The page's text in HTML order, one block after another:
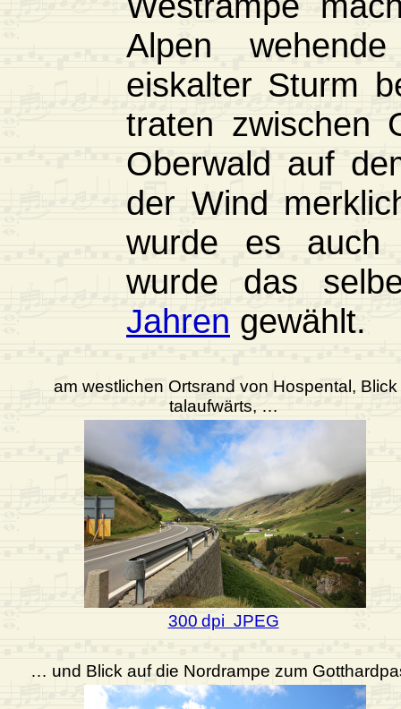
Alpen
eiskalter Sturm
traten zwischen
Oberwald auf
der Wind
wurde es auch
wurde das
Jahren gewählt.
am westlichen Ortsrand von Hospental, Blick
talaufwärts, …
300 dpi JPEG
… und Blick auf die Nordrampe zum